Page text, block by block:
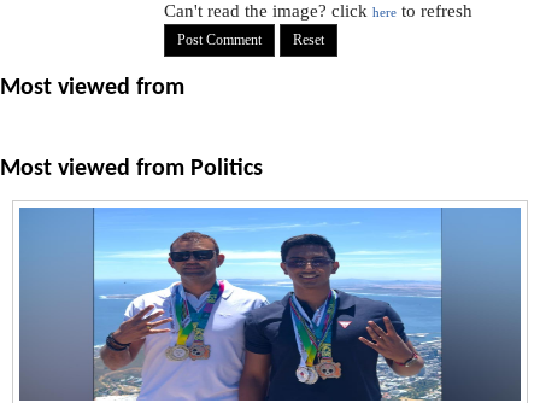
Can't read the image? clickhere to refresh
Most viewed from
Most viewed from Politics